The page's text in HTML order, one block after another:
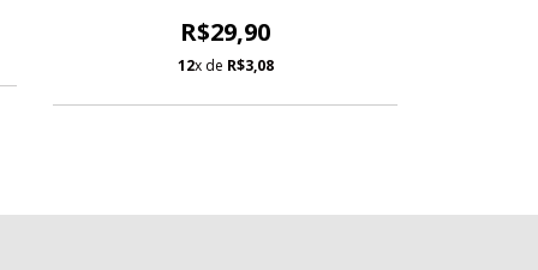
R$29,90
12x de R$3,08